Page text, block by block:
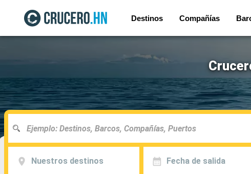
Destinos Compañías
Nuestros destinos Fecha de salida